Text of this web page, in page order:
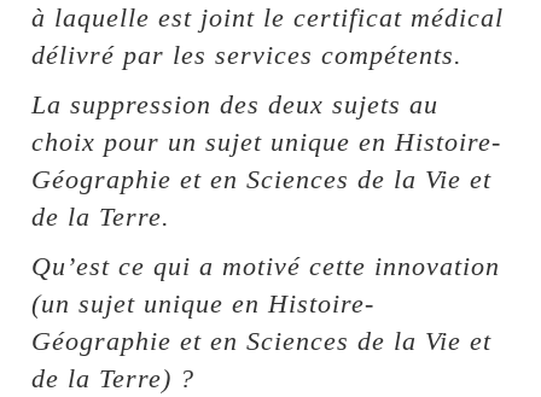
à laquelle est joint le certificat médical
délivré par les services compétents.
La suppression des deux sujets au
choix pour un sujet unique en Histoire­
Géographie et en Sciences de la Vie et
de la Terre.
Qu’est ce qui a motivé cette innovation
(un sujet unique en Histoire­
Géographie et en Sciences de la Vie et
de la Terre) ?